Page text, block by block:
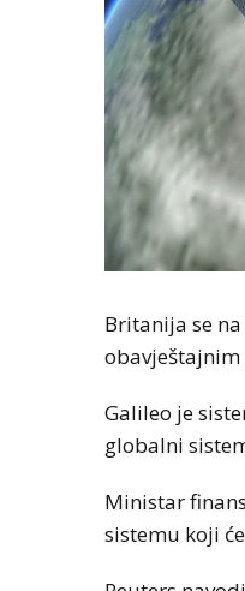
Britanija se
obavještajnim
Galileo je
globalni
Ministar
sistemu koji